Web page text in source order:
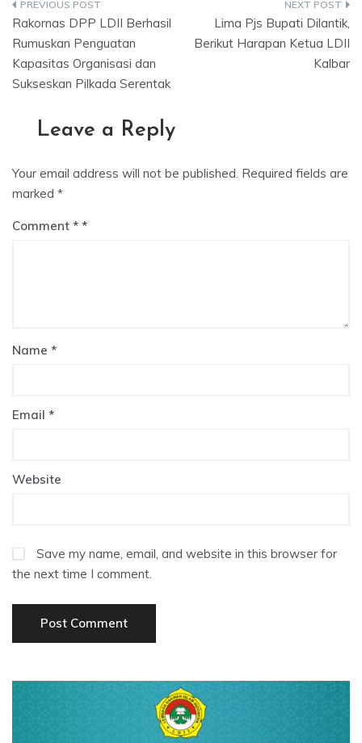
Post
navigation
Rakornas DPP LDII Berhasil
Rumuskan Penguatan
Kapasitas Organisasi dan
Sukseskan Pilkada Serentak
Lima Pjs Bupati Dilantik,
Berikut Harapan Ketua LDII
Kalbar
Leave a Reply
Your email address will not be published. Required fields are
marked *
Comment *
Name *
Email *
Website
Save my name, email, and website in this browser for
the next time I comment.